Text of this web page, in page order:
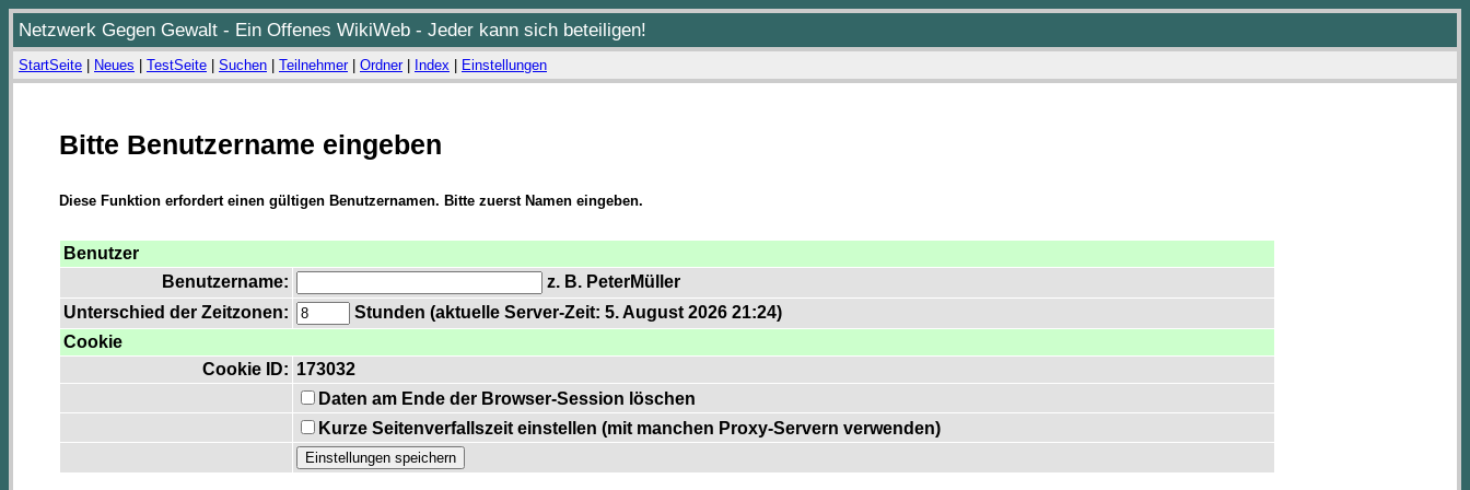
Netzwerk Gegen Gewalt - Ein Offenes WikiWeb - Jeder kann sich beteiligen!
StartSeite Neues TestSeite Suchen Teilnehmer| Ordner| Index Einstellungen
Bitte Benutzername eingeben
Diese Funktion erfordert einen gültigen Benutzernamen. Bitte zuerst Namen eingeben.
Benutzer
Benutzername:
z. B. PeterMüller
Unterschied der Zeitzonen:
Stunden (aktuelle Server-Zeit: 5. August 2026 21:24)
Cookie
Cookie ID: 173032
Daten am Ende der Browser-Session löschen
Kurze Seitenverfallszeit einstellen (mit manchen Proxy-Servern verwenden)